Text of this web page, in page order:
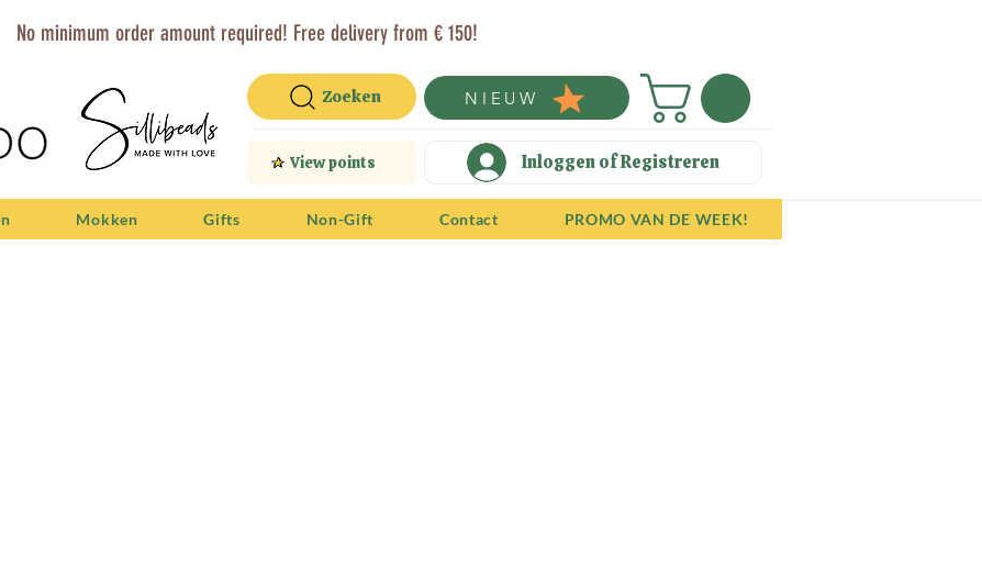
No minimum order amount required! Free delivery from € 150!
Zoeken NIEUW
View points Inloggen of Registreren
Mokken Gifts Non-Gift Contact PROMO VAN DE WEEK!